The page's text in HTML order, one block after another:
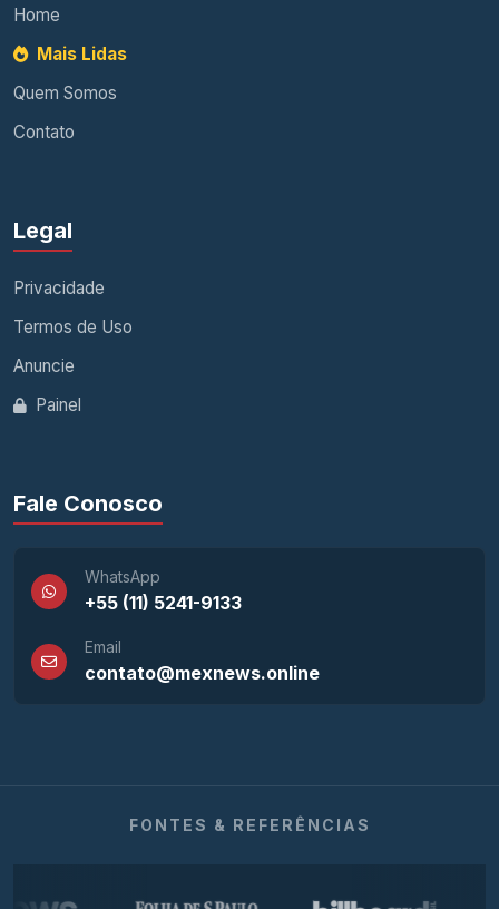
Home
Mais Lidas
Quem Somos
Contato
Legal
Privacidade
Termos de Uso
Anuncie
Painel
Fale Conosco
WhatsApp
+55 (11) 5241-9133
Email
contato@mexnews.online
FONTES & REFERÊNCIAS